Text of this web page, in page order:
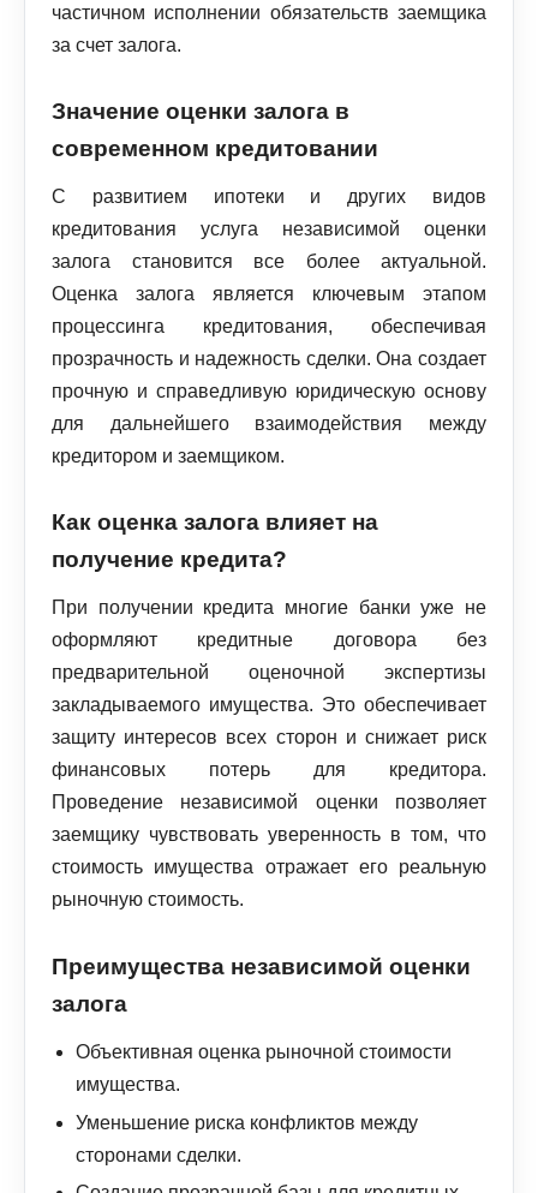
частичном исполнении обязательств заемщика
за счет залога.
Значение оценки залога в
современном кредитовании
С развитием ипотеки и других видов
кредитования услуга независимой оценки
залога становится все более актуальной.
Оценка залога является ключевым этапом
процессинга кредитования, обеспечивая
прозрачность и надежность сделки. Она создает
прочную и справедливую юридическую основу
для дальнейшего взаимодействия между
кредитором и заемщиком.
Как оценка залога влияет на
получение кредита?
При получении кредита многие банки уже не
оформляют кредитные договора без
предварительной оценочной экспертизы
закладываемого имущества. Это обеспечивает
защиту интересов всех сторон и снижает риск
финансовых потерь для кредитора.
Проведение независимой оценки позволяет
заемщику чувствовать уверенность в том, что
стоимость имущества отражает его реальную
рыночную стоимость.
Преимущества независимой оценки
залога
Объективная оценка рыночной стоимости
имущества.
Уменьшение риска конфликтов между
сторонами сделки.